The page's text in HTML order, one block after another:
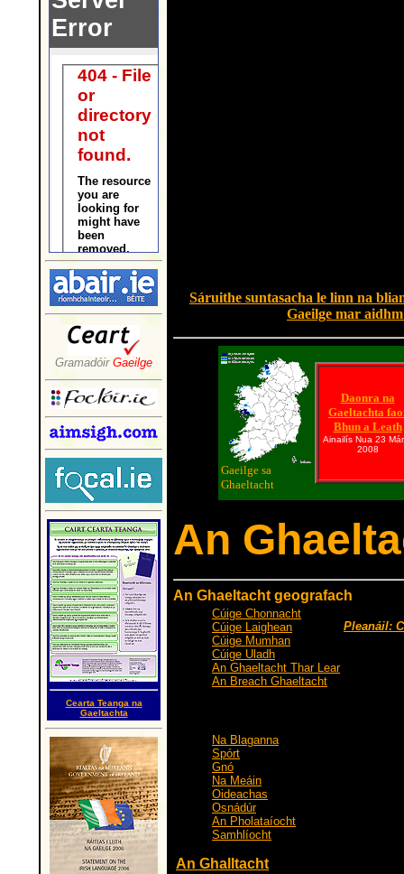
Gramadóir Gaeilge
Cearta Teanga na
Gaeltachta
Sáruithe suntasacha le linn na
Gaeilge mar
Gaeilge sa
Ghaeltacht
Daonra na
Gaeltachta
Bhun a Leath
Ainailís Nua 23
2008
An
An Ghaeltacht geografach
Cúige Chonnacht
Cúige Laighean
Cúige Mumhan
Cúige Uladh
An Ghaeltacht Thar Lear
An Breach Ghaeltacht
Na Blaganna
Spórt
Gnó
Na Meáin
Oideachas
Osnádúr
An Pholataíocht
Samhlíocht
An Ghalltacht
Pleanáil: